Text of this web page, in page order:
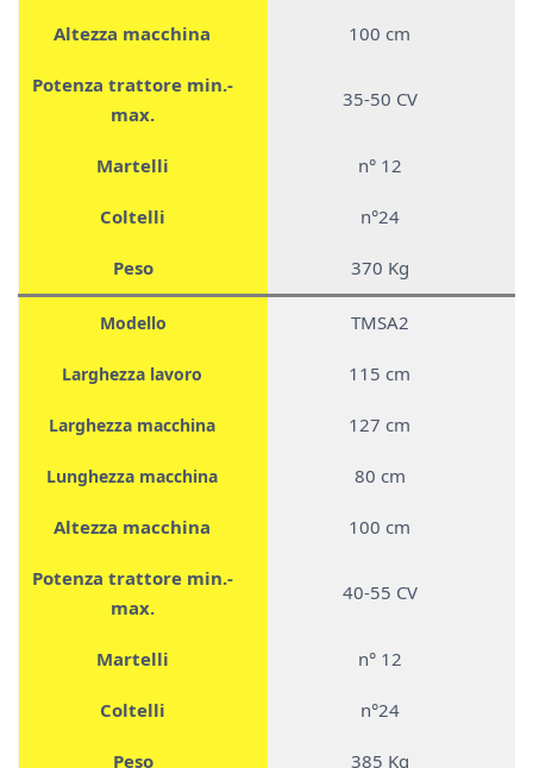
Altezza macchina 100 cm
Potenza trattore min.-
max.
35-50 CV
Martelli n° 12
Coltelli n°24
Peso 370 Kg
Modello TMSA2
Larghezza lavoro 115 cm
Larghezza macchina 127 cm
Lunghezza macchina 80 cm
Altezza macchina 100 cm
Potenza trattore min.-
max.
40-55 CV
Martelli n° 12
Coltelli n°24
Peso 385 Kg